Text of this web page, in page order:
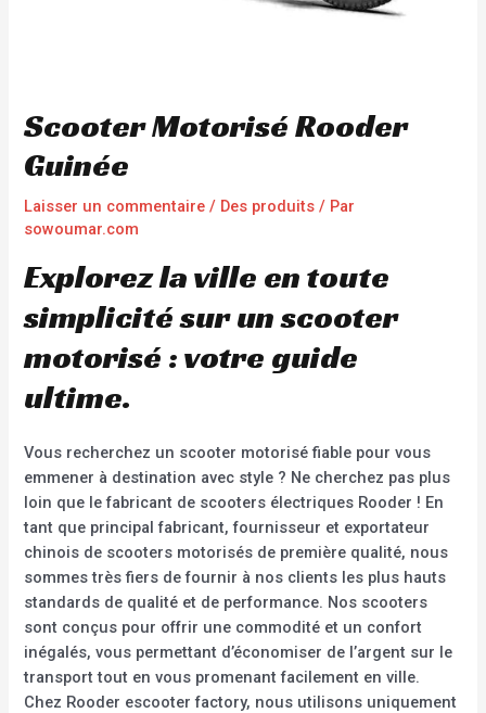
Scooter Motorisé Rooder
Guinée
Laisser un commentaire / Des produits / Par
sowoumar.com
Explorez la ville en toute
simplicité sur un scooter
motorisé : votre guide
ultime.
Vous recherchez un scooter motorisé fiable pour vous
emmener à destination avec style ? Ne cherchez pas plus
loin que le fabricant de scooters électriques Rooder ! En
tant que principal fabricant, fournisseur et exportateur
chinois de scooters motorisés de première qualité, nous
sommes très fiers de fournir à nos clients les plus hauts
standards de qualité et de performance. Nos scooters
sont conçus pour offrir une commodité et un confort
inégalés, vous permettant d’économiser de l’argent sur le
transport tout en vous promenant facilement en ville.
Chez Rooder escooter factory, nous utilisons uniquement